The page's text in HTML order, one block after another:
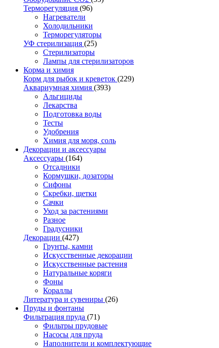
Терморегуляция (96)
Нагреватели
Холодильники
Терморегуляторы
УФ стерилизация (25)
Стерилизаторы
Лампы для стерилизаторов
Корма и химия
Корм для рыбок и креветок (229)
Аквариумная химия (393)
Альгициды
Лекарства
Подготовка воды
Тесты
Удобрения
Химия для моря, соль
Декорации и аксессуары
Аксессуары (164)
Отсадники
Кормушки, дозаторы
Сифоны
Скребки, щетки
Сачки
Уход за растениями
Разное
Градусники
Декорации (427)
Грунты, камни
Искусственные декорации
Искусственные растения
Натуральные коряги
Фоны
Кораллы
Литература и сувениры (26)
Пруды и фонтаны
Фильтрация пруда (71)
Фильтры прудовые
Насосы для пруда
Наполнители и комплектующие